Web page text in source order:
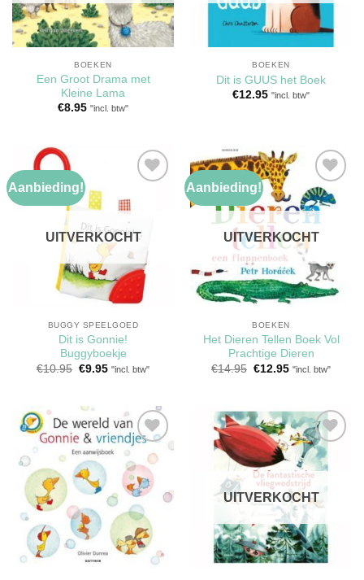
BOEKEN
Een Groot Drama met
Kleine Lama
€8.95 "incl. btw"
BOEKEN
Dit is GUUS het Boek
€12.95 "incl. btw"
Aanbieding!
Toevoegen
aan
verlanglijst
UITVERKOCHT
BUGGY SPEELGOED
Dit is Gonnie!
Buggyboekje
€10.95 Oorspronkelijke
€9.95Huidige
"incl. btw"
Aanbieding!
Toevoegen
aan
verlanglijst
UITVERKOCHT
BOEKEN
Het Dieren Tellen Boek Vol
Prachtige Dieren
€14.95 Oorspronkelijke
€12.95Huidige
"incl. btw"
Toevoegen
aan
verlanglijst
Toevoegen
aan
verlanglijst
UITVERKOCHT